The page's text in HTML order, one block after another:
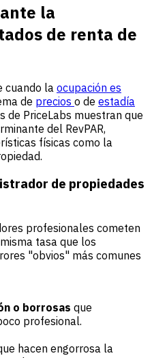
la
de renta de
cuando la ocupación es
de precios o de estadía
de PriceLabs muestran que
del RevPAR,
físicas como la
de propiedades
profesionales cometen
tasa que los
"obvios" más comunes
o borrosas que
profesional.
hacen engorrosa la